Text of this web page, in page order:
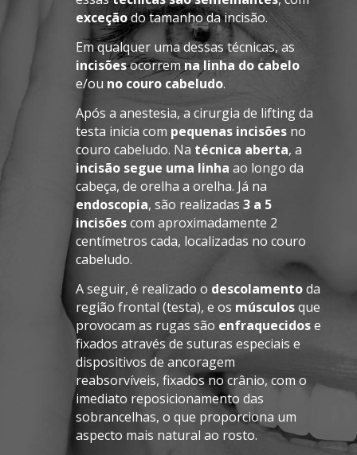
exceçãodo tamanho da incisão.
Em qualquer uma dessas técnicas, as
incisõesocorremna linha do cabelo
e/ou no couro cabeludo.
Após a anestesia, a cirurgia de lifting da
testa inicia com pequenas incisõesno
couro cabeludo. Na técnica aberta, a
incisão segue uma linha ao longo da
cabeça, de orelha a orelha. Já na
endoscopia, são realizadas 3 a 5
incisõescom aproximadamente 2
centímetros cada, localizadas no couro
cabeludo.
A seguir, é realizado o descolamentoda
região frontal (testa), e os músculosque
provocam as rugas são enfraquecidose
fixados através de suturas especiais e
dispositivos de ancoragem
reabsorvíveis, fixados no crânio, com o
imediato reposicionamento das
sobrancelhas, o que proporciona um
aspecto mais natural ao rosto.